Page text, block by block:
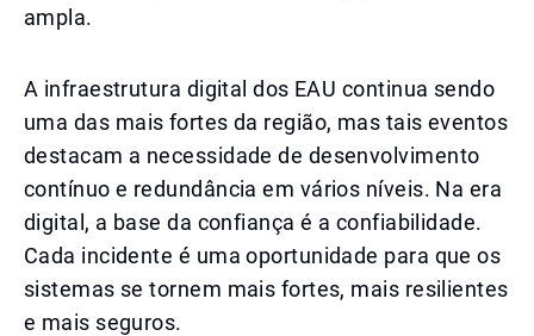
ampla.
A infraestrutura digital dos EAU continua sendo
uma das mais fortes da região, mas tais eventos
destacam a necessidade de desenvolvimento
contínuo e redundância em vários níveis. Na era
digital, a base da confiança é a confiabilidade.
Cada incidente é uma oportunidade para que os
sistemas se tornem mais fortes, mais resilientes
e mais seguros.